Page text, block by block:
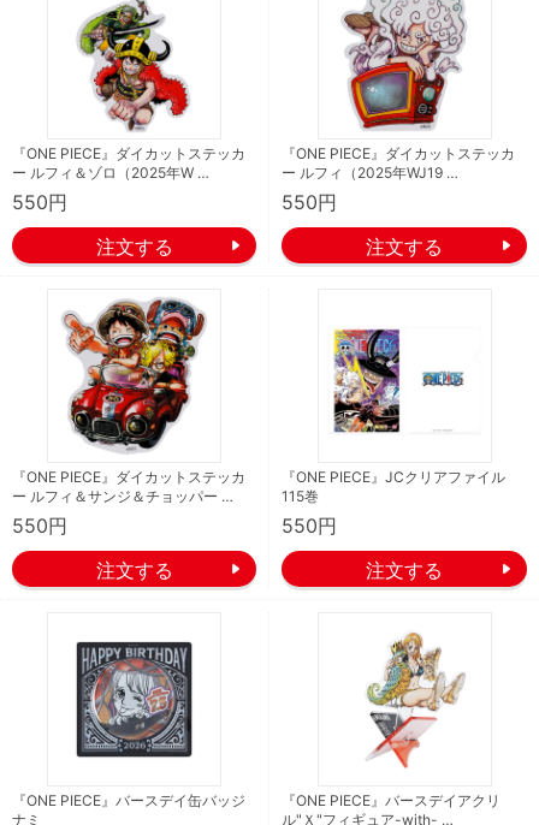
『ONE PIECE』ダイカットステッカ
ー ルフィ＆ゾロ（2025年W …
550円
『ONE PIECE』ダイカットステッカ
ー ルフィ（2025年WJ19 …
550円
『ONE PIECE』ダイカットステッカ
ー ルフィ＆サンジ＆チョッパー …
550円
『ONE PIECE』JCクリアファイル
115巻
550円
『ONE PIECE』バースデイ缶バッジ
ナミ
『ONE PIECE』バースデイアクリ
ル"Ｘ"フィギュア-with- …